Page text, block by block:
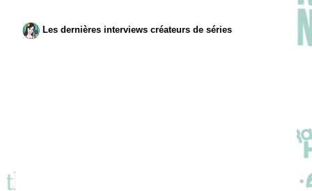
Les dernières interviews créateurs de séries